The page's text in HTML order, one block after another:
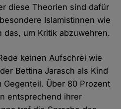
diese Theorien sind dafür
Islamistinnen wie
um Kritik abzuwehren.
keinen Aufschrei wie
Bettina Jarasch als Kind
Gegenteil. Über 80 Prozent
entsprechend ihrer